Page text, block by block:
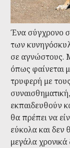
Ένα σύγχρονο
των
σε αγνώστους.
όπως φαίνεται
τρυφερή με
εκπαιδευθούν
θα πρέπει να
εύκολα και δεν
μεγάλα